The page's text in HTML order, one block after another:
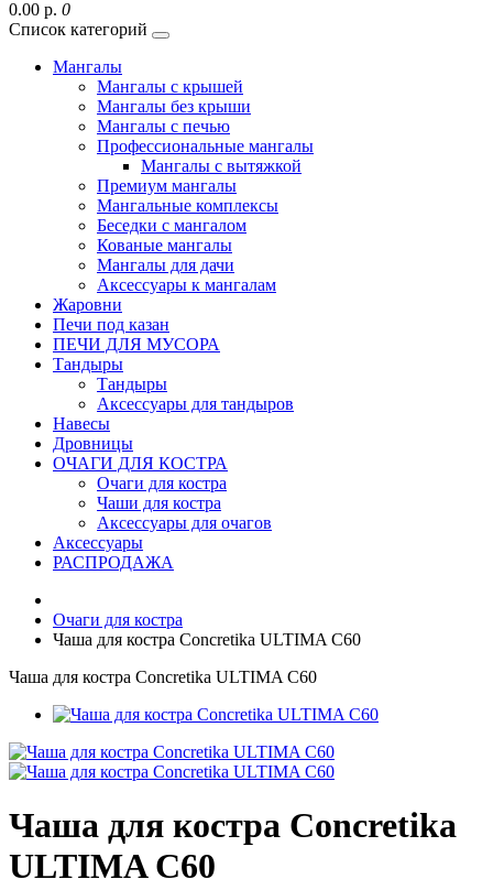
0.00 р. 0
Список категорий
Мангалы
Мангалы с крышей
Мангалы без крыши
Мангалы с печью
Профессиональные мангалы
Мангалы с вытяжкой
Премиум мангалы
Мангальные комплексы
Беседки с мангалом
Кованые мангалы
Мангалы для дачи
Аксессуары к мангалам
Жаровни
Печи под казан
ПЕЧИ ДЛЯ МУСОРА
Тандыры
Тандыры
Аксессуары для тандыров
Навесы
Дровницы
ОЧАГИ ДЛЯ КОСТРА
Очаги для костра
Чаши для костра
Аксессуары для очагов
Аксессуары
РАСПРОДАЖА
Очаги для костра
Чаша для костра Concretika ULTIMA C60
Чаша для костра Concretika ULTIMA C60
Чаша для костра Concretika
ULTIMA C60